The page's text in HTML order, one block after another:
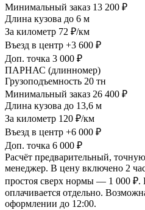
Минимальный заказ 13 200 ₽
Длина кузова до 6 м
За километр 72 ₽/км
Въезд в центр +3 600 ₽
Доп. точка 3 000 ₽
ПАРНАС (длинномер)
Грузоподъемность 20 тн
Минимальный заказ 26 400 ₽
Длина кузова до 13,6 м
За километр 120 ₽/км
Въезд в центр +6 000 ₽
Доп. точка 6 000 ₽
Расчёт предварительный,
менеджер. В цену включено 2
простоя сверх нормы — 1 000 ₽.
оплачивается отдельно.
оформлении до 12:00.